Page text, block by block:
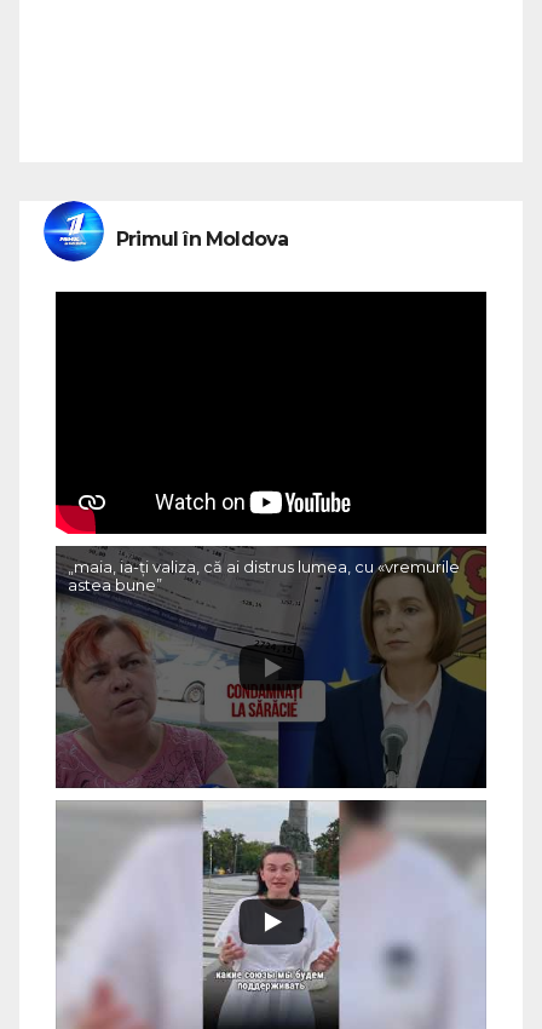
Primul în Moldova
„maia, ia-ți valiza, că ai distrus lumea, cu «vremurile
astea bune”